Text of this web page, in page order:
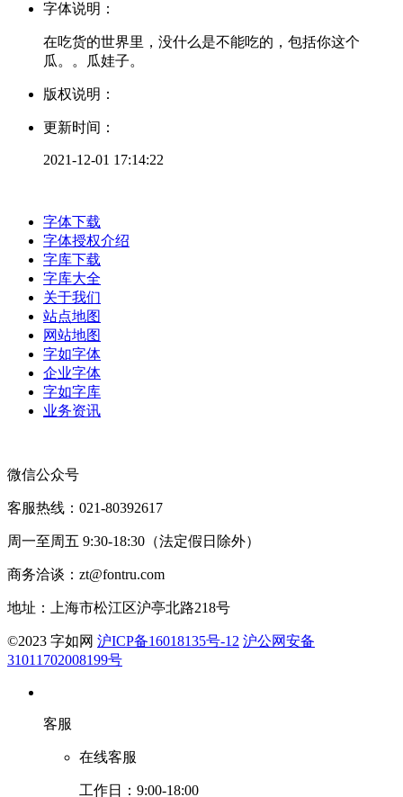
字体说明：
在吃货的世界里，没什么是不能吃的，包括你这个
瓜。。瓜娃子。
版权说明：
更新时间：
2021-12-01 17:14:22
字体下载
字体授权介绍
字库下载
字库大全
关于我们
站点地图
网站地图
字如字体
企业字体
字如字库
业务资讯
微信公众号
客服热线：021-80392617
周一至周五 9:30-18:30（法定假日除外）
商务洽谈：zt@fontru.com
地址：上海市松江区沪亭北路218号
©️2023 字如网 沪ICP备16018135号-12 沪公网安备
31011702008199号
客服
在线客服
工作日：9:00-18:00